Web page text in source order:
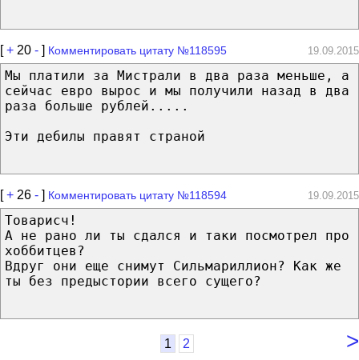
[+ 20 - ] Комментировать цитату №118595 19.09.2015
Мы платили за Мистрали в два раза меньше, а
сейчас евро вырос и мы получили назад в два
раза больше рублей.....
Эти дебилы правят страной
[+ 26 - ] Комментировать цитату №118594 19.09.2015
Товарисч!
А не рано ли ты сдался и таки посмотрел про
хоббитцев?
Вдруг они еще снимут Сильмариллион? Как же
ты без предыстории всего сущего?
>
1 2